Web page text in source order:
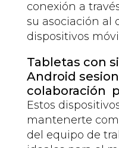
conexión a
su asociación al
dispositivos
Tabletas con
Android
colaboración
Estos
mantenerte
del equipo de